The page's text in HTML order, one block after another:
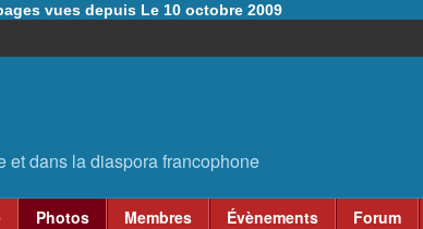
vues depuis Le 10 octobre 2009
Photos Membres Évènements Forum